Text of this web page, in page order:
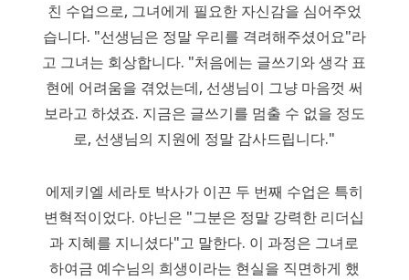
친 수업으로, 그녀에게 필요한 자신감을 심어주었
습니다. "선생님은 정말 우리를 격려해주셨어요"라
고 그녀는 회상합니다. "처음에는 글쓰기와 생각 표
현에 어려움을 겪었는데, 선생님이 그냥 마음껏 써
보라고 하셨죠. 지금은 글쓰기를 멈출 수 없을 정도
로, 선생님의 지원에 정말 감사드립니다."
에제키엘 세라토 박사가 이끈 두 번째 수업은 특히
변혁적이었다. 야닌은 "그분은 정말 강력한 리더십
과 지혜를 지니셨다"고 말한다. 이 과정은 그녀로
하여금 예수님의 희생이라는 현실을 직면하게 했